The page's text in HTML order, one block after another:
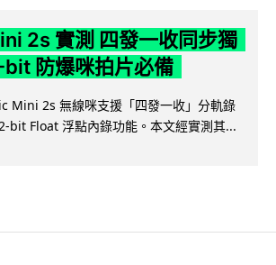
2s 實測 四發一收同步獨
防爆咪拍片必備
Mini 2s 無線咪支援「四發一收」分軌錄
bit Float 浮點內錄功能。本文經實測其...